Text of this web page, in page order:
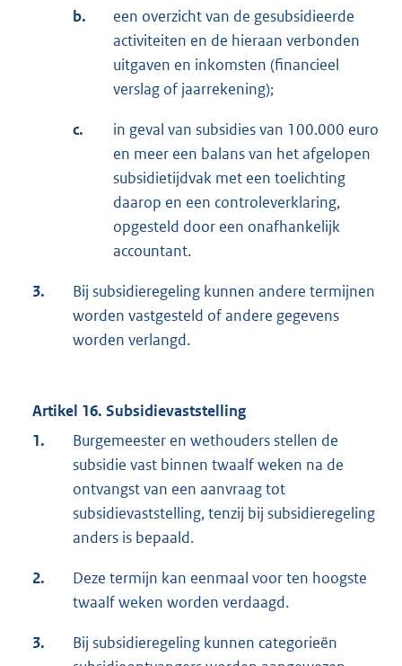
b.
een overzicht van de gesubsidieerde
activiteiten en de hieraan verbonden
uitgaven en inkomsten (financieel
verslag of jaarrekening);
c.
in geval van subsidies van 100.000 euro
en meer een balans van het afgelopen
subsidietijdvak met een toelichting
daarop en een controleverklaring,
opgesteld door een onafhankelijk
accountant.
3.
Bij subsidieregeling kunnen andere termijnen
worden vastgesteld of andere gegevens
worden verlangd.
Artikel 16. Subsidievaststelling
1.
Burgemeester en wethouders stellen de
subsidie vast binnen twaalf weken na de
ontvangst van een aanvraag tot
subsidievaststelling, tenzij bij subsidieregeling
anders is bepaald.
2.
Deze termijn kan eenmaal voor ten hoogste
twaalf weken worden verdaagd.
3.
Bij subsidieregeling kunnen categorieën